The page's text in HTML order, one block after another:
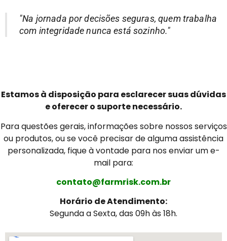
"Na jornada por decisões seguras, quem trabalha
com integridade nunca está sozinho."
Estamos à disposição para esclarecer suas dúvidas
e oferecer o suporte necessário.
Para questões gerais, informações sobre nossos serviços
ou produtos, ou se você precisar de alguma assistência
personalizada, fique à vontade para nos enviar um e-
mail para:
contato@farmrisk.com.br
Horário de Atendimento:
Segunda a Sexta, das 09h às 18h.